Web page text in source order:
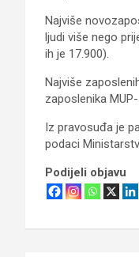
Najviše
ljudi više nego
ih je 17.900).
Najviše
zaposlenika
Iz pravosuđa je
podaci
Podijeli objavu